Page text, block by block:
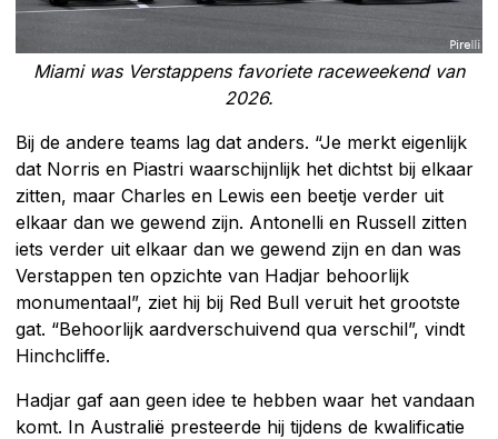
Miami was Verstappens favoriete raceweekend van
2026.
Bij de andere teams lag dat anders. “Je merkt eigenlijk
dat Norris en Piastri waarschijnlijk het dichtst bij elkaar
zitten, maar Charles en Lewis een beetje verder uit
elkaar dan we gewend zijn. Antonelli en Russell zitten
iets verder uit elkaar dan we gewend zijn en dan was
Verstappen ten opzichte van Hadjar behoorlijk
monumentaal”, ziet hij bij Red Bull veruit het grootste
gat. “Behoorlijk aardverschuivend qua verschil”, vindt
Hinchcliffe.
Hadjar gaf aan geen idee te hebben waar het vandaan
komt. In Australië presteerde hij tijdens de kwalificatie